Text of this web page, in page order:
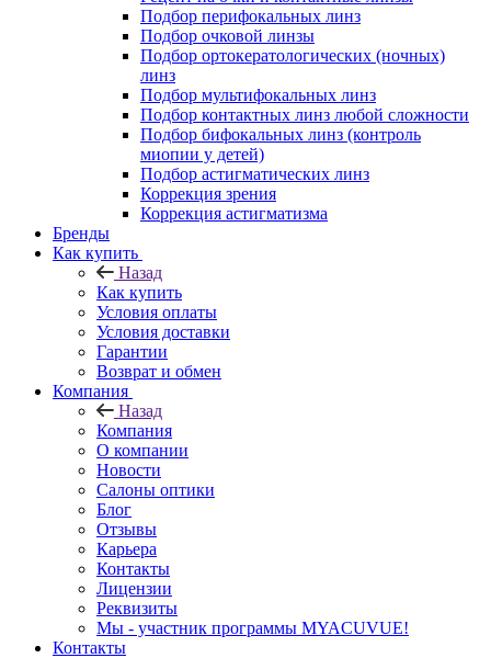
Подбор перифокальных линз
Подбор очковой линзы
Подбор ортокератологических (ночных)
линз
Подбор мультифокальных линз
Подбор контактных линз любой сложности
Подбор бифокальных линз (контроль
миопии у детей)
Подбор астигматических линз
Коррекция зрения
Коррекция астигматизма
Бренды
Как купить
Назад
Как купить
Условия оплаты
Условия доставки
Гарантии
Возврат и обмен
Компания
Назад
Компания
О компании
Новости
Салоны оптики
Блог
Отзывы
Карьера
Контакты
Лицензии
Реквизиты
Мы - участник программы MYACUVUE!
Контакты